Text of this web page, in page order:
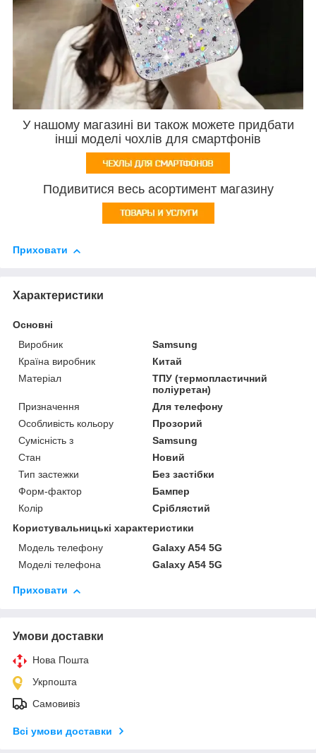
У нашому магазині ви також можете придбати
інші моделі чохлів для смартфонів
Подивитися весь асортимент магазину
Приховати
Характеристики
Основні
Виробник
Samsung
Країна виробник
Китай
Матеріал
ТПУ (термопластичний
поліуретан)
Призначення
Для телефону
Особливість кольору
Прозорий
Сумісність з
Samsung
Стан
Новий
Тип застежки
Без застібки
Форм-фактор
Бампер
Колір
Сріблястий
Користувальницькі характеристики
Модель телефону
Galaxy A54 5G
Моделі телефона
Galaxy A54 5G
Приховати
Умови доставки
Нова Пошта
Укрпошта
Самовивіз
Всі умови доставки